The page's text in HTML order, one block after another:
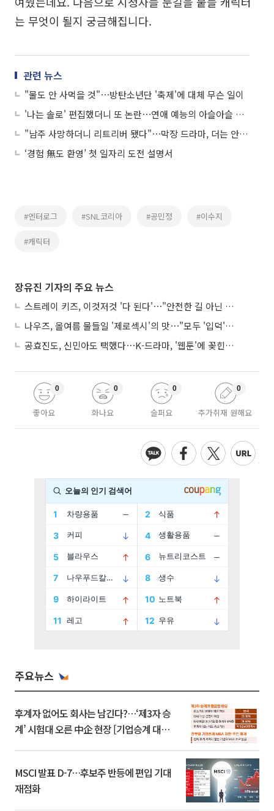
는 무엇이 될지 궁금해집니다.
관련 뉴스
"물도 안 사먹을 것"⋯방탄소년단 '축제'에 대체 무슨 일이
'나는 솔로' 편집했더니 또 논란⋯연애 예능의 아슬아슬 줄타기
"남주 사망하더니 리트리버 됐다"⋯막장 드라마, 더는 안 먹히나요?
‘경험 無도 환영’ 첫 일자리 도전 설명서
#엔터로그 #SNL코리아 #공민정 #이수지
#캐릭터
장유진 기자의 주요 뉴스
스트레이 키즈, 이것저것 '다 된다'⋯"안전한 길 아닌 도전이 재밌어"
나우즈, 올여름 물들일 '제로섹시'의 맛⋯"모두 '입덕'시킬 것"
공효진도, 신민아도 택했다⋯K-드라마, '웹툰'에 꽂힌 이유
좋아요
0
화나요
0
슬퍼요
0
추가취재 원해요
0
주요뉴스
후계자 없어도 회사는 남긴다?…‘제3자 승
계’ 시험대 오른 中企 현장 [기업승계 대전
MSCI 발표 D-7…후보주 반등에 편입 기대
재점화